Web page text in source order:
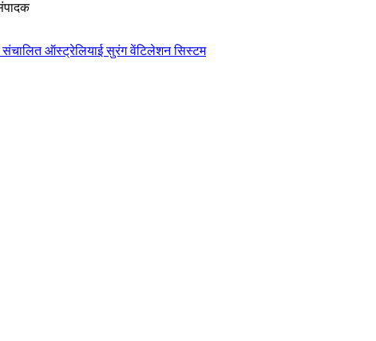
संचालित ऑस्ट्रेलियाई सुरंग वेंटिलेशन सिस्टम